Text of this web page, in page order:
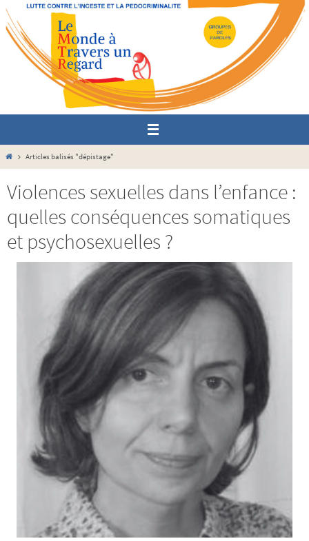
Passer
vers
contenu
HomeArticles balisés "dépistage"
Violences sexuelles dans l’enfance :
quelles conséquences somatiques
et psychosexuelles ?